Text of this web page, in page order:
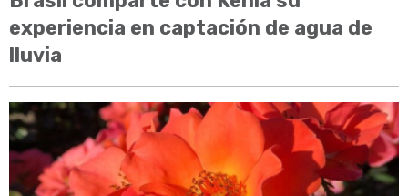
experiencia en captación de agua de
lluvia